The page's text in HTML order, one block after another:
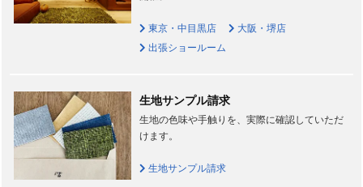
東京・中目黒店
大阪・堺店
出張ショールーム
生地サンプル請求
生地の色味や手触りを、実際に確認していただ
けます。
生地サンプル請求